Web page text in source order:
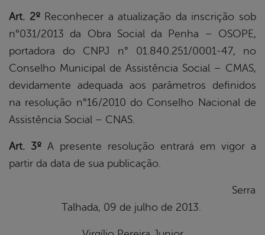
Art. 2ºReconhecer a atualização da inscrição sob
n°031/2013 da Obra Social da Penha – OSOPE,
portadora do CNPJ n° 01.840.251/0001-47, no
Conselho Municipal de Assistência Social – CMAS,
devidamente adequada aos parâmetros definidos
na resolução n°16/2010 do Conselho Nacional de
Assistência Social – CNAS.
Art. 3º A presente resolução entrará em vigor a
partir da data de sua publicação.
Serra
Talhada, 09 de julho de 2013.